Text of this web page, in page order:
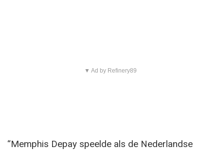
▼ Ad by Refinery89
“Memphis Depay speelde als de Nederlandse